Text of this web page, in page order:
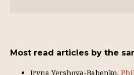
Most read articles by the
Iryna Yershova-Babenko,